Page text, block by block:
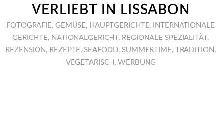
VERLIEBT IN LISSABON
FOTOGRAFIE, GEMÜSE, HAUPTGERICHTE,
INTERNATIONALE
GERICHTE, NATIONALGERICHT , REGIONALE SPEZIALITÄT ,
REZENSION , REZEPTE, SEAFOOD, SUMMERTIME, TRADITION ,
VEGETARISCH , WERBUNG